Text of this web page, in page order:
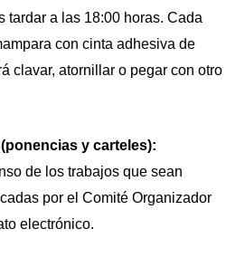
tardar a las 18:00 horas. Cada
con cinta adhesiva de
clavar, atornillar o pegar con otro
y carteles):
de los trabajos que sean
por el Comité Organizador
electrónico.